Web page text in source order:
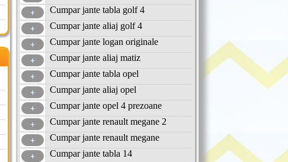
Cumpar jante tabla golf 4
Cumpar jante aliaj golf 4
Cumpar jante logan originale
Cumpar jante aliaj matiz
Cumpar jante tabla opel
Cumpar jante aliaj opel
Cumpar jante opel 4 prezoane
Cumpar jante renault megane 2
Cumpar jante renault megane
Cumpar jante tabla 14